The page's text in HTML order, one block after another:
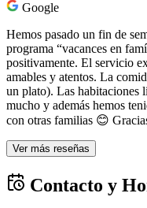
Google
Hemos pasado un fin de
programa “vacances en
positivamente. El servicio
amables y atentos. La
un plato). Las habitaciones
mucho y además hemos
con otras familias 😊
Ver más reseñas
Contacto y